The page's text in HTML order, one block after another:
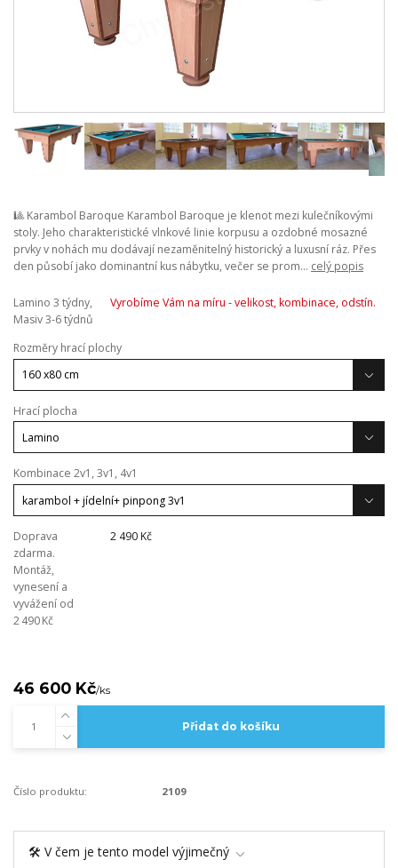
🎱 Karambol Baroque Karambol Baroque je klenot mezi kulečníkovými
stoly. Jeho charakteristické vlnkové linie korpusu a ozdobné mosazné
prvky v nohách mu dodávají nezaměnitelný historický a luxusní ráz. Přes
den působí jako dominantní kus nábytku, večer se prom... celý popis
Lamino 3 týdny,
Masiv 3-6 týdnů
Vyrobíme Vám na míru - velikost, kombinace, odstín.
Rozměry hrací plochy
Hrací plocha
Kombinace 2v1, 3v1, 4v1
Doprava
zdarma.
Montáž,
vynesení a
vyvážení od
2 490 Kč
2 490 Kč
46 600 Kč/ks
Přidat do košíku
Číslo produktu: 2109
🛠️ V čem je tento model výjimečný